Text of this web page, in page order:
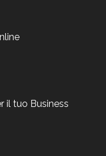
il tuo Business